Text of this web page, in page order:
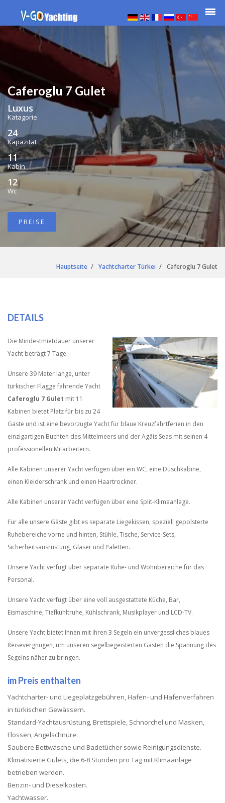
Caferoglu 7 Gulet
Luxus
Katagorie
24
Kapazitat
11
Kabin
12
Wc
PREISE
Hauptseite Yachtcharter Türkei Caferoglu 7 Gulet
DETAILS
Die Mindestmietdauer unserer
Yacht beträgt 7 Tage.
Unsere 39 Meter lange, unter
türkischer Flagge fahrende Yacht
Caferoglu 7 Gulet mit 11
Kabinen bietet Platz für bis zu 24
Gäste und ist eine bevorzugte Yacht für blaue Kreuzfahrtferien in den
einzigartigen Buchten des Mittelmeers und der Ägäis Seas mit seinen 4
professionellen Mitarbeitern.
Alle Kabinen unserer Yacht verfügen über ein WC, eine Duschkabine,
einen Kleiderschrank und einen Haartrockner.
Alle Kabinen unserer Yacht verfügen über eine Split-Klimaanlage.
Für alle unsere Gäste gibt es separate Liegekissen, speziell gepolsterte
Ruhebereiche vorne und hinten, Stühle, Tische, Service-Sets,
Sicherheitsausrüstung, Gläser und Paletten.
Unsere Yacht verfügt über separate Ruhe- und Wohnbereiche für das
Personal.
Unsere Yacht verfügt über eine voll ausgestattete Küche, Bar,
Eismaschine, Tiefkühltruhe, Kühlschrank, Musikplayer und LCD-TV.
Unsere Yacht bietet Ihnen mit ihren 3 Segeln ein unvergessliches blaues
Reisevergnügen, um unseren segelbegeisterten Gästen die Spannung des
Segelns näher zu bringen.
im Preis enthalten
Yachtcharter- und Liegeplatzgebühren, Hafen- und Hafenverfahren
in türkischen Gewässern.
Standard-Yachtausrüstung, Brettspiele, Schnorchel und Masken,
Flossen, Angelschnüre.
Saubere Bettwäsche und Badetücher sowie Reinigungsdienste.
Klimatisierte Gulets, die 6-8 Stunden pro Tag mit Klimaanlage
betrieben werden.
Benzin- und Dieselkosten.
Yachtwasser.